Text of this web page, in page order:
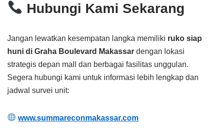
Hubungi Kami Sekarang
Jangan lewatkan kesempatan langka memiliki ruko siap
huni di Graha Boulevard Makassar dengan lokasi
strategis depan mall dan berbagai fasilitas unggulan.
Segera hubungi kami untuk informasi lebih lengkap dan
jadwal survei unit:
www.summareconmakassar.com